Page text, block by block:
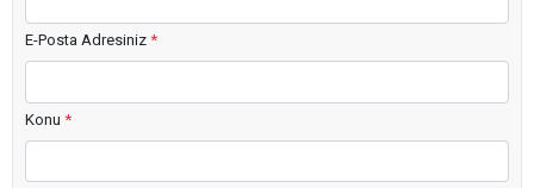
E-Posta Adresiniz *
Konu *